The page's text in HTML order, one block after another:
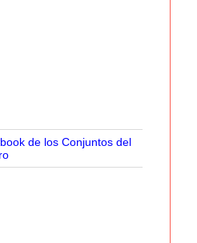
de los Conjuntos del